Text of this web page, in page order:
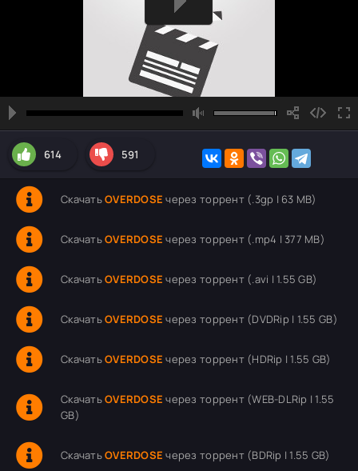
614 591
СкачатьOVERDOSE через торрент (.3gp | 63 MB)
СкачатьOVERDOSE через торрент (.mp4 | 377 MB)
СкачатьOVERDOSE через торрент (.avi | 1.55 GB)
СкачатьOVERDOSE через торрент (DVDRip | 1.55 GB)
СкачатьOVERDOSE через торрент (HDRip | 1.55 GB)
СкачатьOVERDOSE через торрент (WEB-DLRip | 1.55
GB)
СкачатьOVERDOSE через торрент (BDRip | 1.55 GB)